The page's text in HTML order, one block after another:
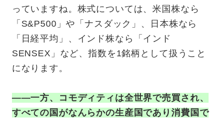
っていますね。株式については、米国株なら
「S&P500」や「ナスダック」、日本株なら
「日経平均」、インド株なら「インド
SENSEX」など、指数を1銘柄として扱うこと
になります。
——一方、コモディティは全世界で売買され、
すべての国がなんらかの生産国であり消費国で